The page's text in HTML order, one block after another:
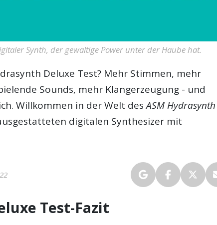
Synth, der gewaltige Power unter der Haube hat.
Deluxe Test? Mehr Stimmen, mehr
Sounds, mehr Klangerzeugung - und
Willkommen in der Welt desASM Hydrasynth
digitalen Synthesizer mit
Test-Fazit